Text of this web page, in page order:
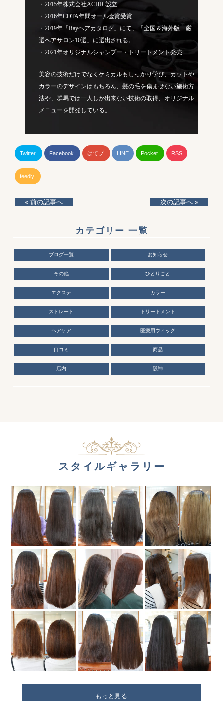
・2015年株式会社ACHIC設立
・2016年COTA年間オール金賞受賞
・2019年「Rayヘアカタログ」にて、「全国＆海外版 厳
選ヘアサロン10選」に選出される。
・2021年オリジナルシャンプー・トリートメント発売
美容の技術だけでなくケミカルもしっかり学び、カットや
カラーのデザインはもちろん、髪の毛を傷ませない施術方
法や、群馬では一人しか出来ない技術の取得、オリジナル
メニューを開発している。
Twitter Facebook はてブ LINE Pocket RSS
feedly
« 前の記事へ 次の記事へ »
カテゴリー 一覧
ブログ一覧 お知らせ
その他 ひとりごと
エクステ カラー
ストレート トリートメント
ヘアケア 医療用ウィッグ
口コミ 商品
店内 阪神
スタイルギャラリー
もっと見る